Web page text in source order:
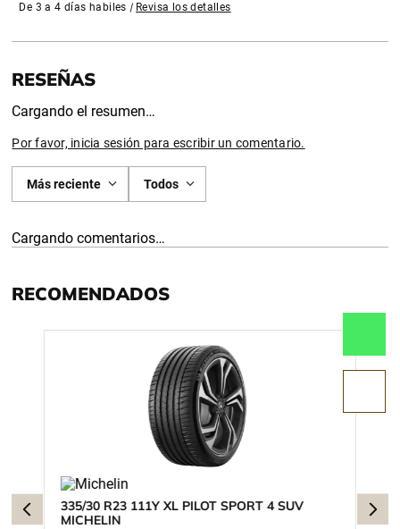
De 3 a 4 días habiles | Revisa los detalles
Cargando el resumen…
Por favor, inicia sesión para escribir un comentario.
Más reciente Todos
Cargando comentarios…
RECOMENDADOS
335/30 R23 111Y XL PILOT SPORT 4 SUV
MICHELIN